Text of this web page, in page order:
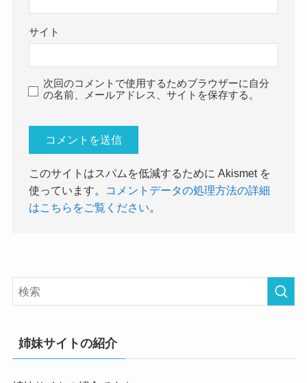
サイト
次回のコメントで使用するためブラウザーに自分
の名前、メールアドレス、サイトを保存する。
このサイトはスパムを低減するために Akismet を
使っています。
コメントデータの処理方法の詳細
はこちらをご覧ください。
姉妹サイトの紹介